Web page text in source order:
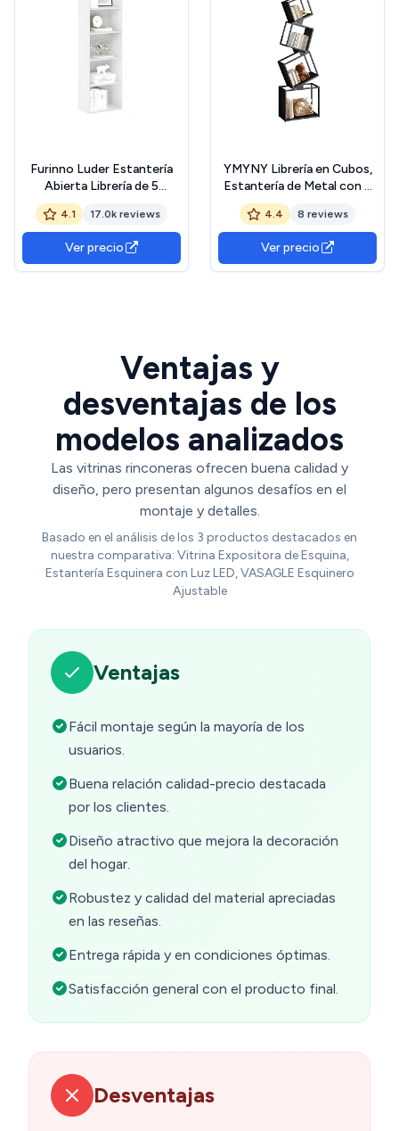
Furinno Luder Estantería
Abierta Librería de 5
Niveles, Blanco
4.1 17.0k reviews
Ver precio
YMYNY Librería en Cubos,
Estantería de Metal con 5
Niveles, Biblioteca, Altura
180 cm, Armario de Libros,
Estante Abierto, Diseño
geométrico, para Sala de
Estar, Estudio Oficina,
4.4 8 reviews
Ver precio
Ventajas y
desventajas de los
modelos analizados
Las vitrinas rinconeras ofrecen buena calidad y
diseño, pero presentan algunos desafíos en el
montaje y detalles.
Basado en el análisis de los 3 productos destacados en
nuestra comparativa: Vitrina Expositora de Esquina,
Estantería Esquinera con Luz LED, VASAGLE Esquinero
Ajustable
Ventajas
Fácil montaje según la mayoría de los
usuarios.
Buena relación calidad-precio destacada
por los clientes.
Diseño atractivo que mejora la decoración
del hogar.
Robustez y calidad del material apreciadas
en las reseñas.
Entrega rápida y en condiciones óptimas.
Satisfacción general con el producto final.
Desventajas